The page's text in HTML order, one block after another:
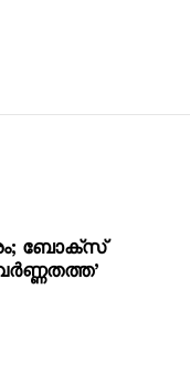
ബോക്സ്‌